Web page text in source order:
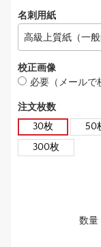
名刺用紙
校正画像
必要（メールで
注文枚数
30枚
50
300枚
数量